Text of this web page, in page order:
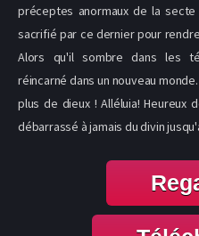
préceptes anormaux de la
sacrifié par ce dernier pour
Alors qu'il sombre dans les
réincarné dans un nouveau
plus de dieux ! Alléluia!
débarrassé à jamais du divin